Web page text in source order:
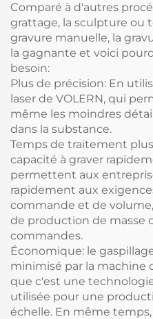
Comparé à d'autres
grattage, la sculpture ou
gravure manuelle, la
la gagnante et voici
besoin:
Plus de précision: En
laser de VOLERN, qui
même les moindres
dans la substance.
Temps de traitement
capacité à graver
permettent aux
rapidement aux
commande et de
de production de masse
commandes.
Économique: le
minimisé par la machine
que c'est une
utilisée pour une
échelle. En même